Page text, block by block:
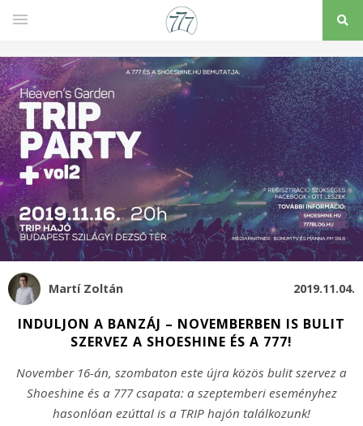
Martí Zoltán 2019.11.04.
INDULJON A BANZÁJ – NOVEMBERBEN IS BULIT
SZERVEZ A SHOESHINE ÉS A 777!
November 16-án, szombaton este újra közös bulit szervez a
Shoeshine és a 777 csapata: a szeptemberi eseményhez
hasonlóan ezúttal is a TRIP hajón találkozunk!